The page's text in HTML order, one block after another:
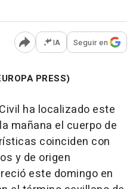
Abrir opciones para
IA Seguir en
PRESS)
ha localizado este
mañana el cuerpo de
coinciden con
y de origen
este domingo en